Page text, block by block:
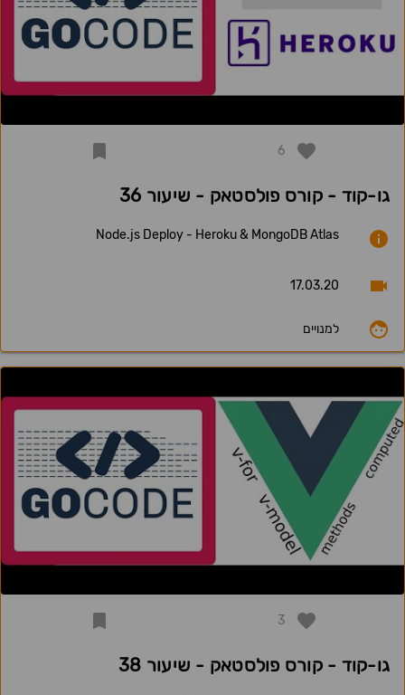
6
גו-קוד - קורס פולסטאק - שיעור 36
Node.js Deploy - Heroku & MongoDB Atlas
17.03.20
למנויים
3
גו-קוד - קורס פולסטאק - שיעור 38